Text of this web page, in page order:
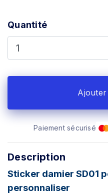
Quantité
Paiement sécurisé
Description
Sticker damier SD01
personnaliser